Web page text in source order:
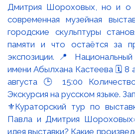
⚜️Кураторский тур по
Павла и Дмитрия
идея выставки? Какие